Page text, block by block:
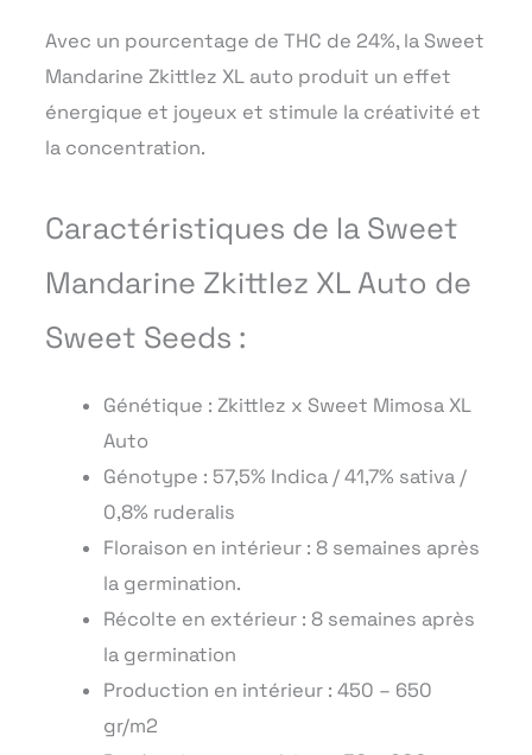
Avec un pourcentage de THC de 24%, la Sweet
Mandarine Zkittlez XL auto produit un effet
énergique et joyeux et stimule la créativité et
la concentration.
Caractéristiques de la Sweet
Mandarine Zkittlez XL Auto de
Sweet Seeds :
Génétique : Zkittlez x Sweet Mimosa XL
Auto
Génotype : 57,5% Indica / 41,7% sativa /
0,8% ruderalis
Floraison en intérieur : 8 semaines après
la germination.
Récolte en extérieur : 8 semaines après
la germination
Production en intérieur : 450 – 650
gr/m2